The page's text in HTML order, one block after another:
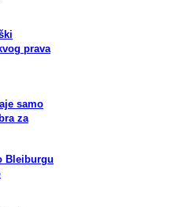
prava
samo
za
Bleiburgu